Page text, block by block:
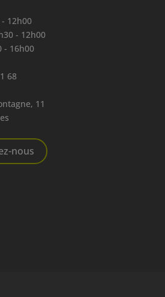
12h00
- 12h00
- 16h00
68
11
nous